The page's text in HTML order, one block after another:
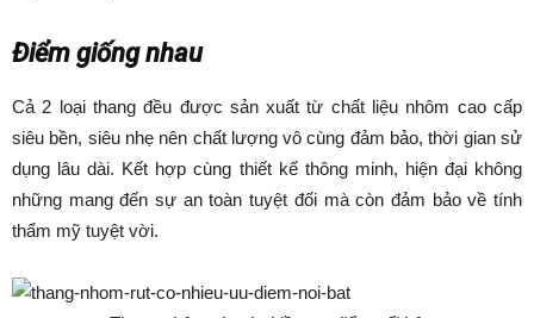
Điểm giống nhau
Cả 2 loại thang đều được sản xuất từ chất liệu nhôm cao cấp
siêu bền, siêu nhẹ nên chất lượng vô cùng đảm bảo, thời gian sử
dụng lâu dài. Kết hợp cùng thiết kế thông minh, hiện đại không
những mang đến sự an toàn tuyệt đối mà còn đảm bảo về tính
thẩm mỹ tuyệt vời.